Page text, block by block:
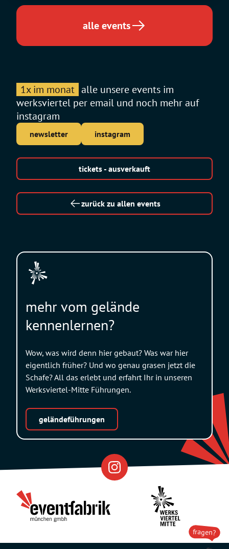
World
alle events
1x im monat alle unsere events im
werksviertel per email und noch mehr auf
instagram
newsletter instagram
tickets - ausverkauft
zurück zu allen events
fragen?
Partner
mehr vom gelände
kennenlernen?
Wow, was wird denn hier gebaut? Was war hier
eigentlich früher? Und wo genau grasen jetzt die
Schafe? All das erlebt und erfahrt Ihr in unseren
Werksviertel-Mitte Führungen.
geländeführungen